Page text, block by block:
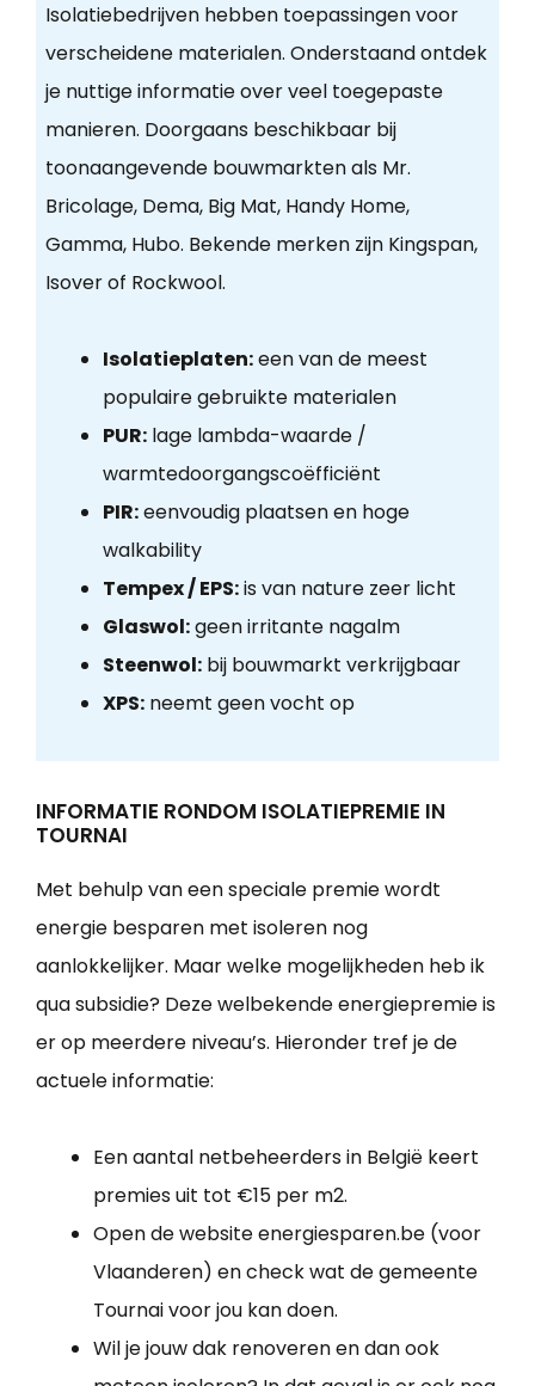
Isolatiebedrijven hebben toepassingen voor
verscheidene materialen. Onderstaand ontdek
je nuttige informatie over veel toegepaste
manieren. Doorgaans beschikbaar bij
toonaangevende bouwmarkten als Mr.
Bricolage, Dema, Big Mat, Handy Home,
Gamma, Hubo. Bekende merken zijn Kingspan,
Isover of Rockwool.
Isolatieplaten:een van de meest
populaire gebruikte materialen
PUR:lage lambda-waarde /
warmtedoorgangscoëfficiënt
PIR:eenvoudig plaatsen en hoge
walkability
Tempex / EPS:is van nature zeer licht
Glaswol:geen irritante nagalm
Steenwol:bij bouwmarkt verkrijgbaar
XPS:neemt geen vocht op
INFORMATIE RONDOM ISOLATIEPREMIE IN
TOURNAI
Met behulp van een speciale premie wordt
energie besparen met isoleren nog
aanlokkelijker. Maar welke mogelijkheden heb ik
qua subsidie? Deze welbekende energiepremie is
er op meerdere niveau’s. Hieronder tref je de
actuele informatie:
Een aantal netbeheerders in België keert
premies uit tot €15 per m2.
Open de website energiesparen.be (voor
Vlaanderen) en check wat de gemeente
Tournai voor jou kan doen.
Wil je jouw dak renoveren en dan ook